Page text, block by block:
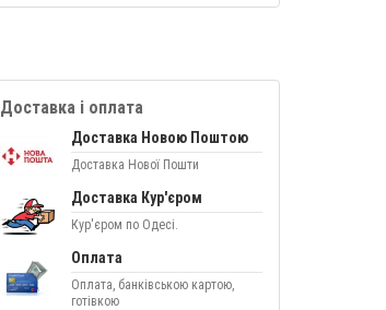
Доставка і оплата
Доставка Новою Поштою
Доставка Нової Пошти
Доставка Кур'єром
Кур'єром по Одесі.
Оплата
Оплата, банківською картою,
готівкою